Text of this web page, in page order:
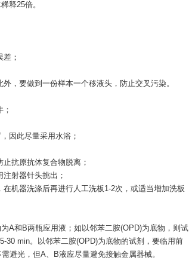
释25倍。
；
，要做到一份样本一个移液头，防止交叉污染。
因此尽量采用水浴；
抗原抗体复合物脱离；
射器针头挑出；
机器洗涤后再进行人工洗板1-2次，或适当增加洗板
A和B两瓶应用液；如以邻苯二胺(OPD)为底物，则试
min。以邻苯二胺(OPD)为底物的试剂，要临用前
避光，但A、B液应尽量避免接触金属器械。